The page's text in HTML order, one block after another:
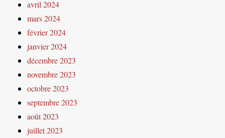
avril 2024
mars 2024
février 2024
janvier 2024
décembre 2023
novembre 2023
octobre 2023
septembre 2023
août 2023
juillet 2023